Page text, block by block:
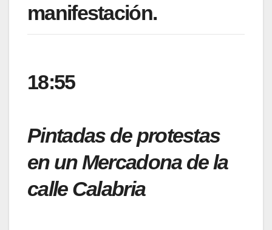
manifestación.
18:55
Pintadas de protestas
en un Mercadona de la
calle Calabria